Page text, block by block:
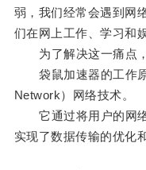
弱，我们经常会遇到网
们在网上工作、学习和
为了解决这一痛点，
袋鼠加速器的工作原
Network）网络技术。
它通过将用户的网络
实现了数据传输的优化